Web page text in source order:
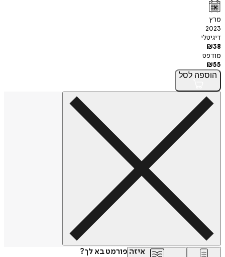
מרץ
2023
דיגיטלי
₪38
מודפס
₪55
הוספה לסל
איזה פורמט בא לך?